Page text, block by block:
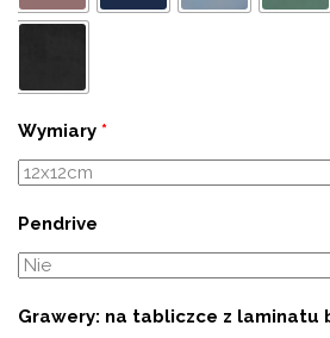
Wymiary *
Pendrive
Grawery: na tabliczce z laminatu